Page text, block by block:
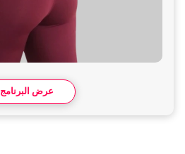
عرض البرنامج